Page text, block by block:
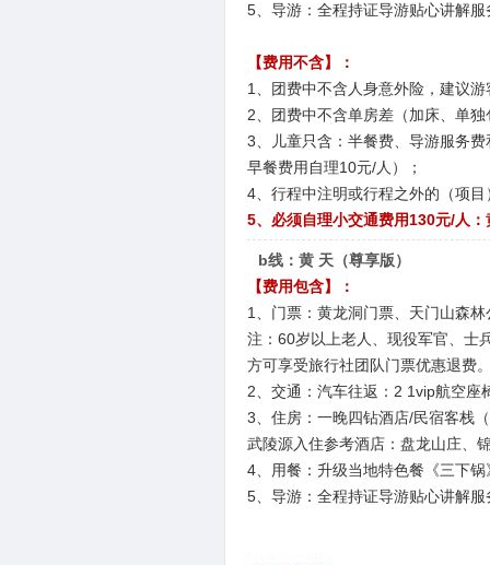
5、导游：全程持证导游贴心讲解
【费用不含】：
1、团费中不含人身意外险，建议
2、团费中不含单房差（加床、单
3、儿童只含：半餐费、导游服务
早餐费用自理10元/人）；
4、行程中注明或行程之外的（项
5、必须自理小交通费用130元/人
b线：黄 天（尊享版）
【费用包含】：
1、门票：黄龙洞门票、天门山森
注：60岁以上老人、现役军官、士
方可享受旅行社团队门票优惠退费
2、交通：汽车往返：2 1vip航空座
3、住房：一晚四钻酒店/民宿客栈
武陵源入住参考酒店：盘龙山庄、
4、用餐：升级当地特色餐《三下
5、导游：全程持证导游贴心讲解